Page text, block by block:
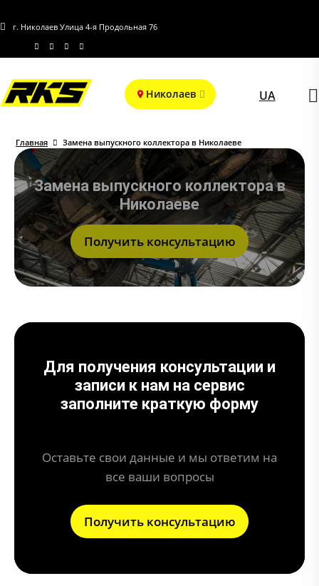
г. Николаев Улица 4-я Продольная 76
Николаев UA
Главная Замена выпускного коллектора в Николаеве
Замена выпускного коллектора в
Николаеве
Получить консультацию
Для получения консультации и
записи к нам на сервис
заполните краткую форму
Оставьте свои данные и мы ответим на
все ваши вопросы
Получить консультацию